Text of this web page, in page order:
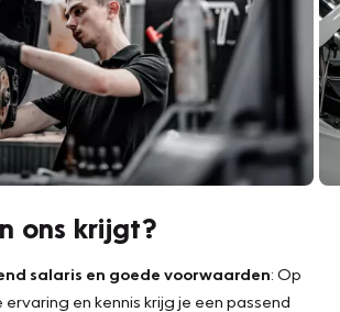
ons krijgt?
salaris en goede voorwaarden: Op
ervaring en kennis krijg je een passend